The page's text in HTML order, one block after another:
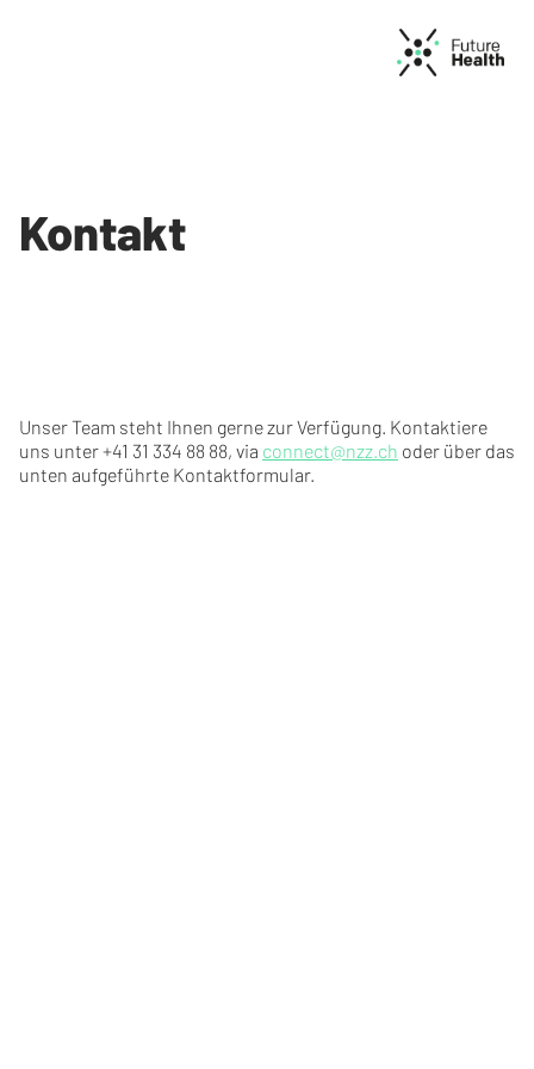
Kontakt
Unser Team steht Ihnen gerne zur Verfügung. Kontaktiere
uns unter +41 31 334 88 88, via connect@nzz.ch oder über das
unten aufgeführte Kontaktformular.